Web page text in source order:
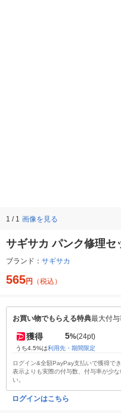
1 / 1 画像を見る
サギサカ パンク修理セ
ブランド： サギサカ
565円 （税込）
お買い物でもらえる特典最大付
獲得 5%(24pt)
うち4.5%は利用先・期間限定
ログイン&全額PayPay支払いで獲得で
表示よりも実際の付与数、付与率が少
い。
ログインはこちら